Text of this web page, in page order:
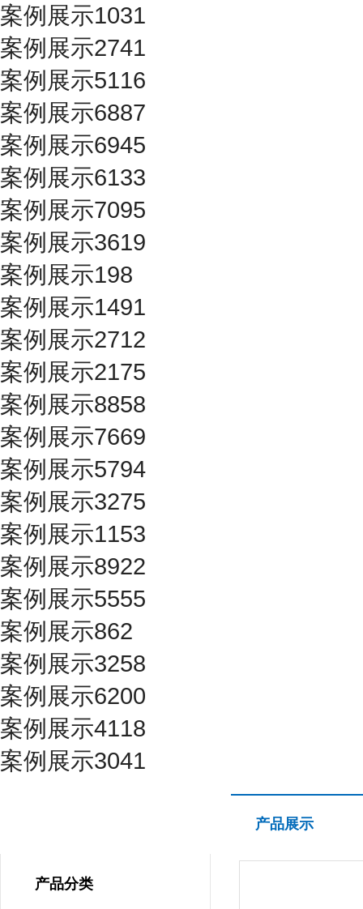
案例展示1031
案例展示2741
案例展示5116
案例展示6887
案例展示6945
案例展示6133
案例展示7095
案例展示3619
案例展示198
案例展示1491
案例展示2712
案例展示2175
案例展示8858
案例展示7669
案例展示5794
案例展示3275
案例展示1153
案例展示8922
案例展示5555
案例展示862
案例展示3258
案例展示6200
案例展示4118
案例展示3041
产品分类
产品展示